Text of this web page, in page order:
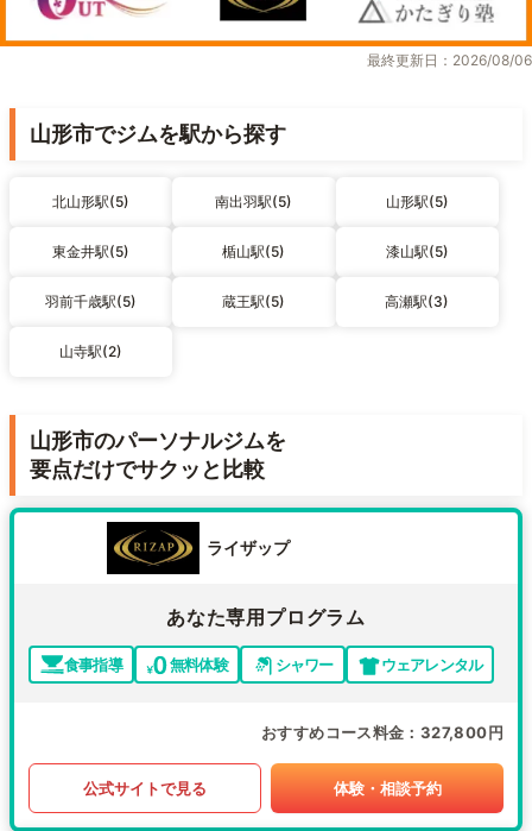
最終更新日：2026/08/06
山形市でジムを駅から探す
北山形駅(5) 南出羽駅(5) 山形駅(5)
東金井駅(5) 楯山駅(5) 漆山駅(5)
羽前千歳駅(5) 蔵王駅(5) 高瀬駅(3)
山寺駅(2)
山形市のパーソナルジムを
要点だけでサクッと比較
ライザップ
あなた専用プログラム
食事指導 無料体験 シャワー ウェアレンタル
おすすめコース料金 327,800円
公式サイトで見る 体験・相談予約